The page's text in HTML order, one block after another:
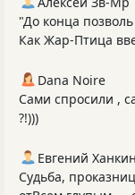
"До конца
Как Жар-Птица
Dana Noire
Сами спросили ,
?!)))
Евгений Ханкин
Судьба,